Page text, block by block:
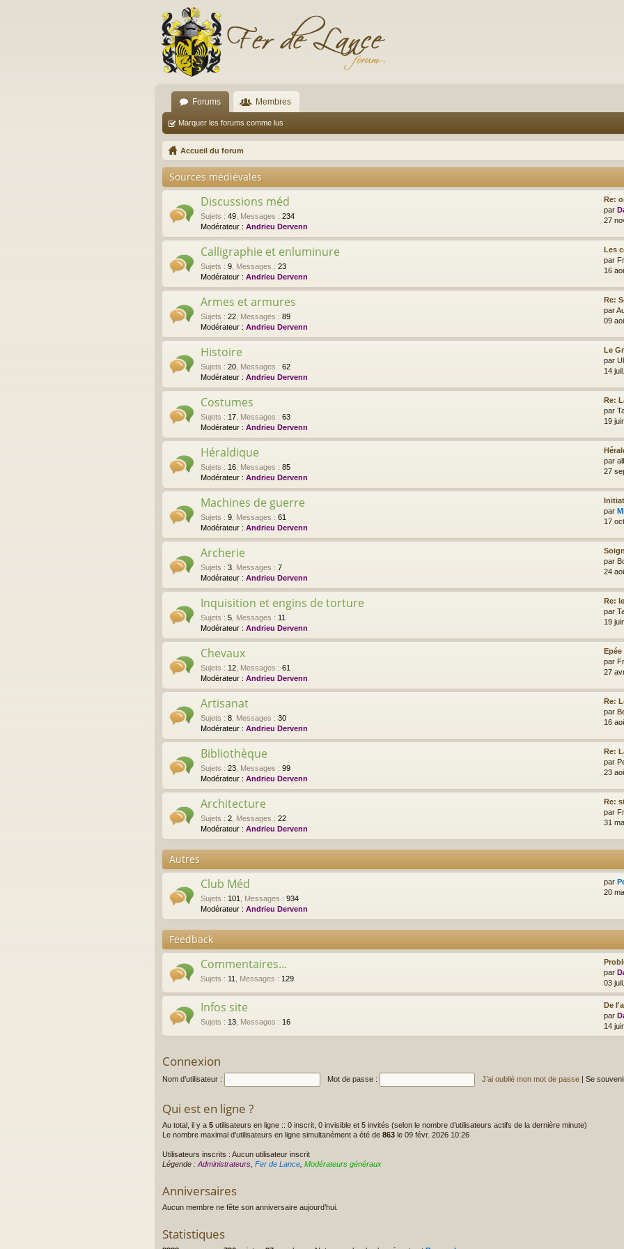
Forums Membres
Marquer les forums comme lus
Accueil du forum
Sources médiévales
Discussions méd
Sujets : 49 Messages : 234
Modérateur : Andrieu Dervenn
Re:
par
27
Calligraphie et enluminure
Sujets : 9 Messages : 23
Modérateur : Andrieu Dervenn
Les
par
16
Armes et armures
Sujets : 22 Messages : 89
Modérateur : Andrieu Dervenn
Re:
par
09
Histoire
Sujets : 20 Messages : 62
Modérateur : Andrieu Dervenn
Le
par
14
Costumes
Sujets : 17 Messages : 63
Modérateur : Andrieu Dervenn
Re:
par
19
Héraldique
Sujets : 16 Messages : 85
Modérateur : Andrieu Dervenn
par
27
Machines de guerre
Sujets : 9 Messages : 61
Modérateur : Andrieu Dervenn
par
17
Archerie
Sujets : 3 Messages : 7
Modérateur : Andrieu Dervenn
par
24
Inquisition et engins de torture
Sujets : 5 Messages : 11
Modérateur : Andrieu Dervenn
Re:
par
19
Chevaux
Sujets : 12 Messages : 61
Modérateur : Andrieu Dervenn
par
27
Artisanat
Sujets : 8 Messages : 30
Modérateur : Andrieu Dervenn
Re:
par
16
Bibliothèque
Sujets : 23 Messages : 99
Modérateur : Andrieu Dervenn
Re:
par
23
Architecture
Sujets : 2 Messages : 22
Modérateur : Andrieu Dervenn
Re:
par
31
Autres
Club Méd
Sujets : 101 Messages : 934
Modérateur : Andrieu Dervenn
par
20
Feedback
Commentaires...
Sujets : 11 Messages : 129
par
03
Infos site
Sujets : 13 Messages : 16
De
par
14
Connexion
Nom d’utilisateur : Mot de passe : J’ai oublié mon mot de passe | Se
Qui est en ligne ?
Au total, il y a 5 utilisateurs en ligne :: 0 inscrit, 0 invisible et 5 invités (selon le nombre d’utilisateurs actifs de la dernière minute)
Le nombre maximal d’utilisateurs en ligne simultanément a été de 863 le 09 févr. 2026 10:26
Utilisateurs inscrits : Aucun utilisateur inscrit
Légende : Administrateurs Fer de Lance Modérateurs généraux
Anniversaires
Aucun membre ne fête son anniversaire aujourd’hui.
Statistiques